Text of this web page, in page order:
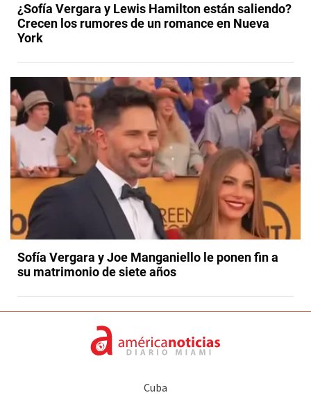
¿Sofía Vergara y Lewis Hamilton están saliendo?
Crecen los rumores de un romance en Nueva
York
Sofía Vergara y Joe Manganiello le ponen fin a
su matrimonio de siete años
Cuba